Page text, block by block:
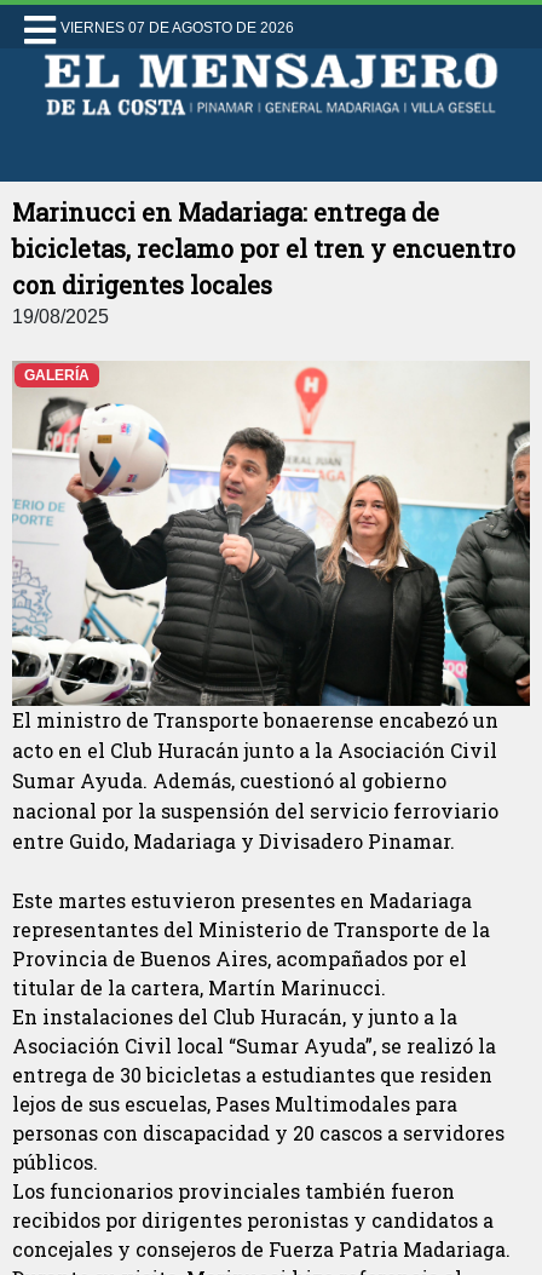
VIERNES 07 DE AGOSTO DE 2026
Marinucci en Madariaga: entrega de
bicicletas, reclamo por el tren y encuentro
con dirigentes locales
19/08/2025
GALERÍA
El ministro de Transporte bonaerense encabezó un
acto en el Club Huracán junto a la Asociación Civil
Sumar Ayuda. Además, cuestionó al gobierno
nacional por la suspensión del servicio ferroviario
entre Guido, Madariaga y Divisadero Pinamar.
Este martes estuvieron presentes en Madariaga
representantes del Ministerio de Transporte de la
Provincia de Buenos Aires, acompañados por el
titular de la cartera, Martín Marinucci.
En instalaciones del Club Huracán, y junto a la
Asociación Civil local “Sumar Ayuda”, se realizó la
entrega de 30 bicicletas a estudiantes que residen
lejos de sus escuelas, Pases Multimodales para
personas con discapacidad y 20 cascos a servidores
públicos.
Los funcionarios provinciales también fueron
recibidos por dirigentes peronistas y candidatos a
concejales y consejeros de Fuerza Patria Madariaga.